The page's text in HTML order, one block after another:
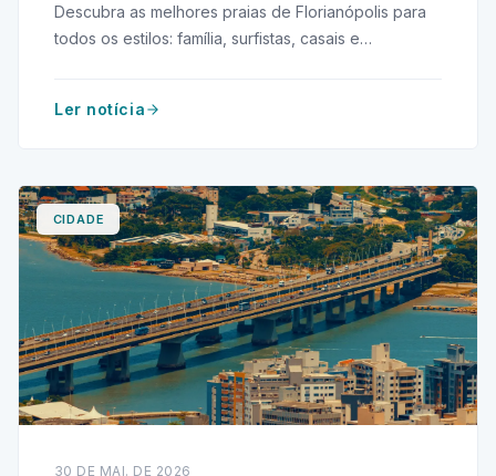
Descubra as melhores praias de Florianópolis para
todos os estilos: família, surfistas, casais e
Ler notícia
CIDADE
30 DE MAI. DE 2026